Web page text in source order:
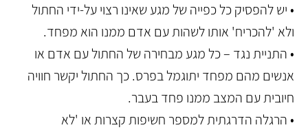
• יש להפסיק כל כפייה של מגע שאינו רצוי על-ידי החתול
ולא 'להכריח' אותו לשהות עם אדם ממנו הוא מפחד.
• התניית נגד – כל מגע מבחירה של החתול עם אדם או
אנשים מהם מפחד יתוגמל בפרס. כך החתול יקשר חוויה
חיובית עם המצב ממנו פחד בעבר.
• הרגלה הדרגתית למספר חשיפות קצרות או 'לא